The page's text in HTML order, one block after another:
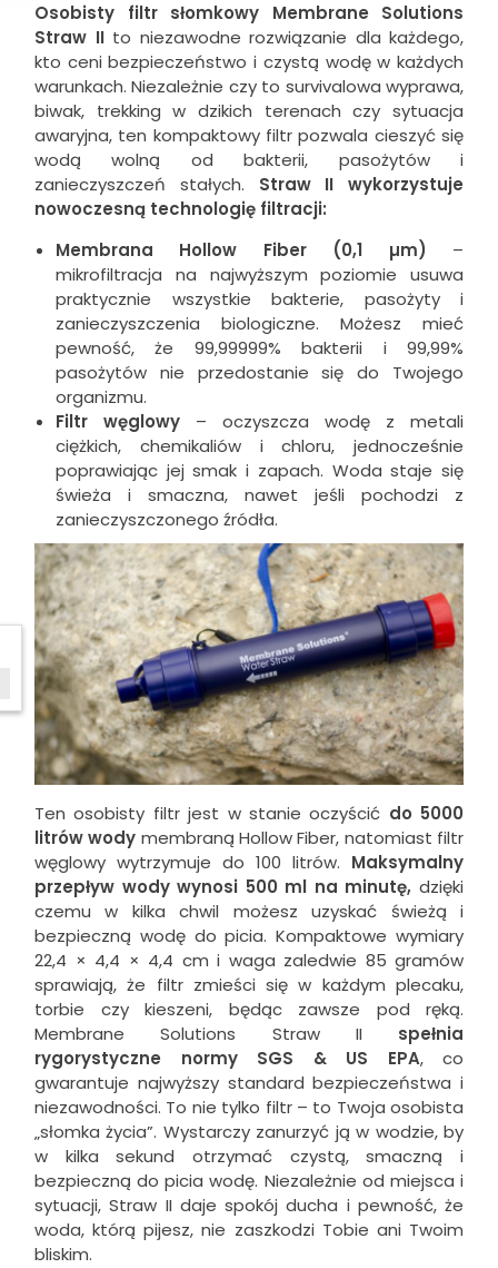
Osobisty filtr słomkowy Membrane Solutions
Straw IIto niezawodne rozwiązanie dla każdego,
kto ceni bezpieczeństwo i czystą wodę w każdych
warunkach. Niezależnie czy to survivalowa wyprawa,
biwak, trekking w dzikich terenach czy sytuacja
awaryjna, ten kompaktowy filtr pozwala cieszyć się
wodą wolną od bakterii, pasożytów i
zanieczyszczeń stałych. Straw II wykorzystuje
nowoczesną technologię filtracji:
Membrana Hollow Fiber (0,1 µm) –
mikrofiltracja na najwyższym poziomie usuwa
praktycznie wszystkie bakterie, pasożyty i
zanieczyszczenia biologiczne. Możesz mieć
pewność, że 99,99999% bakterii i 99,99%
pasożytów nie przedostanie się do Twojego
organizmu.
Filtr węglowy – oczyszcza wodę z metali
ciężkich, chemikaliów i chloru, jednocześnie
poprawiając jej smak i zapach. Woda staje się
świeża i smaczna, nawet jeśli pochodzi z
zanieczyszczonego źródła.
Ten osobisty filtr jest w stanie oczyścić do 5000
litrów wody membraną Hollow Fiber, natomiast filtr
węglowy wytrzymuje do 100 litrów. Maksymalny
przepływ wody wynosi 500 ml na minutę, dzięki
czemu w kilka chwil możesz uzyskać świeżą i
bezpieczną wodę do picia. Kompaktowe wymiary
22,4 × 4,4 × 4,4 cm i waga zaledwie 85 gramów
sprawiają, że filtr zmieści się w każdym plecaku,
torbie czy kieszeni, będąc zawsze pod ręką.
Membrane Solutions Straw II spełnia
rygorystyczne normy SGS & US EPA, co
gwarantuje najwyższy standard bezpieczeństwa i
niezawodności. To nie tylko filtr – to Twoja osobista
„słomka życia”. Wystarczy zanurzyć ją w wodzie, by
w kilka sekund otrzymać czystą, smaczną i
bezpieczną do picia wodę. Niezależnie od miejsca i
sytuacji, Straw II daje spokój ducha i pewność, że
woda, którą pijesz, nie zaszkodzi Tobie ani Twoim
bliskim.
W ostatnich 30 dniach produktem interesują się152osoby.